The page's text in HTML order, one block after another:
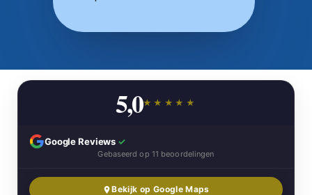
5,0★★★★★
Google Reviews ✓
Gebaseerd op 11 beoordelingen
Bekijk op Google Maps